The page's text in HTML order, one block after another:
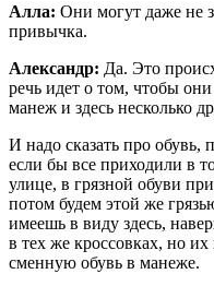
Алла: Они могут даже не
привычка.
Александр: Да. Это
речь идет о том, чтобы
манеж и здесь несколько
И надо сказать про
если бы все приходили в
улице, в грязной обуви
потом будем этой же
имеешь в виду здесь,
в тех же кроссовках, но
сменную обувь в манеже.